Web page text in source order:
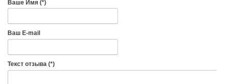
Ваше Имя (*)
Ваш E-mail
Текст отзыва (*)